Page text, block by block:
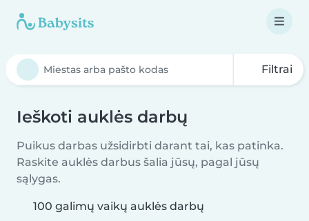
Filtrai
Ieškoti auklės darbų
Puikus darbas užsidirbti darant tai, kas patinka.
Raskite auklės darbus šalia jūsų, pagal jūsų
sąlygas.
100 galimų vaikų auklės darbų